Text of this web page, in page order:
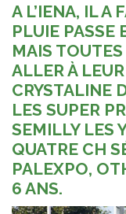
A L’IENA, IL A
PLUIE PASSE
MAIS
ALLER À
CRYSTALINE
LES SUPER
SEMILLY LES
QUATRE CH
PALEXPO,
6 ANS.